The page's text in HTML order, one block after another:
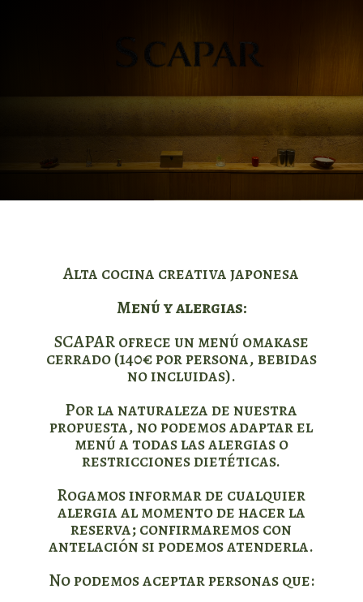
Alta cocina creativa japonesa
Menú y alergias:
SCAPAR ofrece un menú omakase
cerrado (140€ por persona, bebidas
no incluidas).
Por la naturaleza de nuestra
propuesta, no podemos adaptar el
menú a todas las alergias o
restricciones dietéticas.
Rogamos informar de cualquier
alergia al momento de hacer la
reserva; confirmaremos con
antelación si podemos atenderla.
No podemos aceptar personas que: